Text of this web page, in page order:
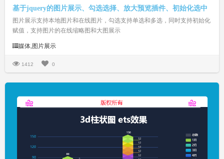
基于jquery的图片展示、勾选选择、放大预览插件、初始化选中
图片展示支持本地图片和在线图片，勾选支持单选和多选，同时支持初始化
赋值，支持图片的在线缩略图和大图展示
媒体,图片展示
1412 0